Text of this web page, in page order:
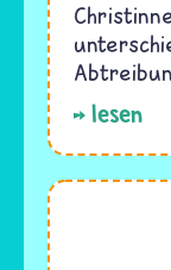
lesen
Judentum